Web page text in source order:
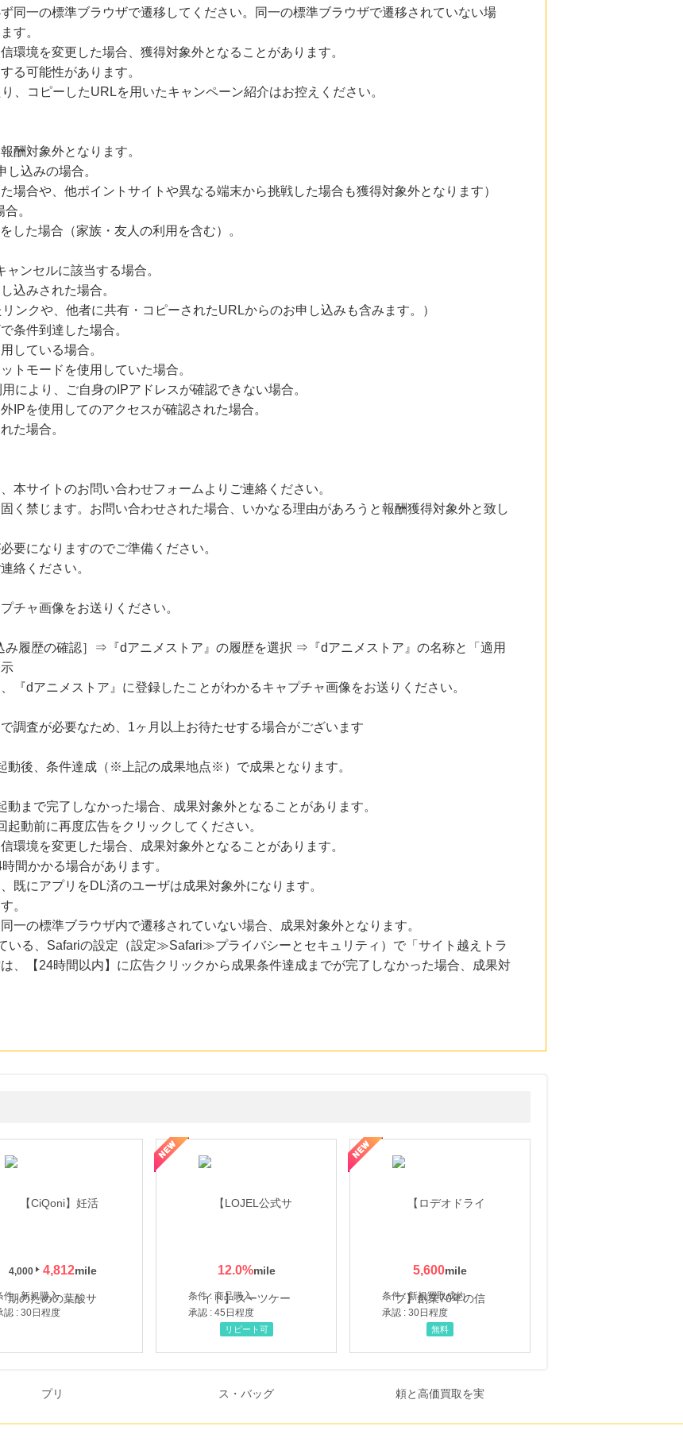
同一の標準ブラウザで遷移してください。同一の標準ブラウザで遷移されていない場
す。
環境を変更した場合、獲得対象外となることがあります。
る可能性があります。
、コピーしたURLを用いたキャンペーン紹介はお控えください。
酬対象外となります。
し込みの場合。
場合や、他ポイントサイトや異なる端末から挑戦した場合も獲得対象外となります）
。
した場合（家族・友人の利用を含む）。
ャンセルに該当する場合。
込みされた場合。
ンクや、他者に共有・コピーされたURLからのお申し込みも含みます。）
条件到達した場合。
している場合。
トモードを使用していた場合。
により、ご自身のIPアドレスが確認できない場合。
IPを使用してのアクセスが確認された場合。
た場合。
本サイトのお問い合わせフォームよりご連絡ください。
く禁じます。お問い合わせされた場合、いかなる理由があろうと報酬獲得対象外と致し
要になりますのでご準備ください。
絡ください。
チャ画像をお送りください。
み履歴の確認］⇒『dアニメストア』の履歴を選択 ⇒『dアニメストア』の名称と「適用
『dアニメストア』に登録したことがわかるキャプチャ画像をお送りください。
調査が必要なため、1ヶ月以上お待たせする場合がございます
動後、条件達成（※上記の成果地点※）で成果となります。
まで完了しなかった場合、成果対象外となることがあります。
動前に再度広告をクリックしてください。
環境を変更した場合、成果対象外となることがあります。
間かかる場合があります。
既にアプリをDL済のユーザは成果対象外になります。
。
一の標準ブラウザ内で遷移されていない場合、成果対象外となります。
いる、Safariの設定（設定≫Safari≫プライバシーとセキュリティ）で「サイト越えトラ
、【24時間以内】に広告クリックから成果条件達成までが完了しなかった場合、成果対
4,000 4,812
件 : 新規購入
認 : 30日程度
12.0%
条件 : 商品購入
承認 : 45日程度
リピート可
5,600
条件 : 新規買取成約
承認 : 30日程度
高価買取を実現！ブランド品・貴金属の無料査定
無料